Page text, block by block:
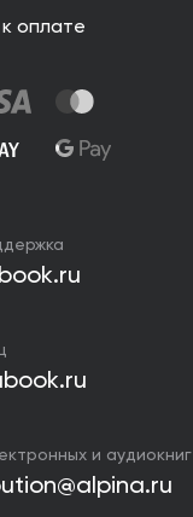
оплате
и аудиокниг